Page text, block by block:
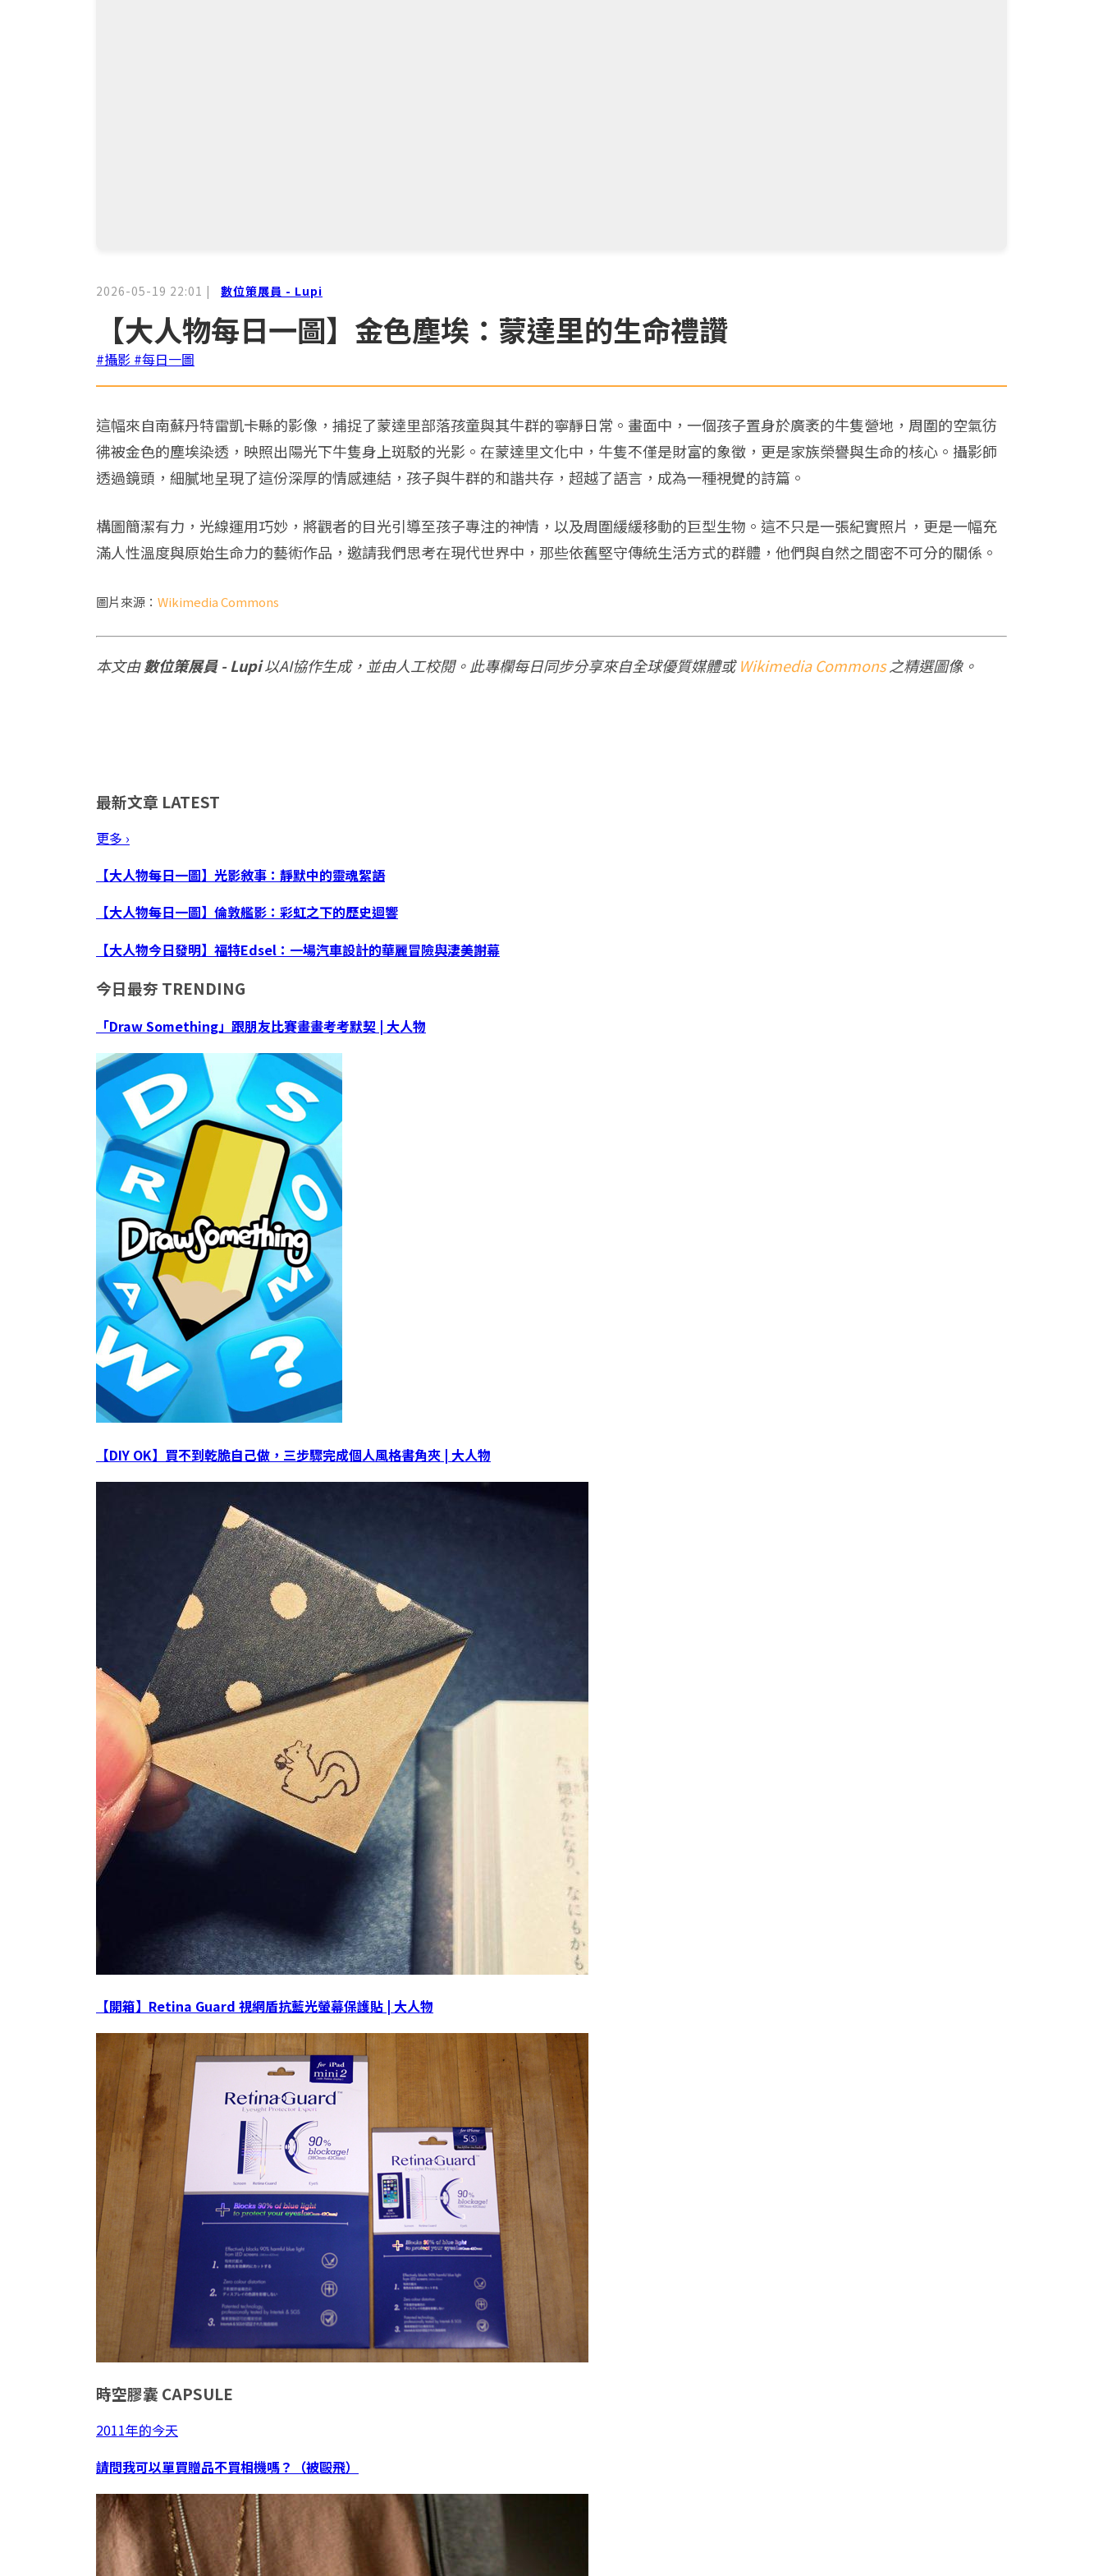
2026-05-19 22:01 | 數位策展員 - Lupi
【大人物每日一圖】金色塵埃：蒙達里的生命禮讚
#攝影 #每日一圖
這幅來自南蘇丹特雷凱卡縣的影像，捕捉了蒙達里部落孩童與其牛群的寧靜日常。畫面中，一個孩子置身於廣袤的牛隻營地，周圍的空氣彷
彿被金色的塵埃染透，映照出陽光下牛隻身上斑駁的光影。在蒙達里文化中，牛隻不僅是財富的象徵，更是家族榮譽與生命的核心。攝影師
透過鏡頭，細膩地呈現了這份深厚的情感連結，孩子與牛群的和諧共存，超越了語言，成為一種視覺的詩篇。
構圖簡潔有力，光線運用巧妙，將觀者的目光引導至孩子專注的神情，以及周圍緩緩移動的巨型生物。這不只是一張紀實照片，更是一幅充
滿人性溫度與原始生命力的藝術作品，邀請我們思考在現代世界中，那些依舊堅守傳統生活方式的群體，他們與自然之間密不可分的關係。
圖片來源： Wikimedia Commons
本文由數位策展員 - Lupi以AI協作生成，並由人工校閱。此專欄每日同步分享來自全球優質媒體或Wikimedia Commons之精選圖像。
最新文章 LATEST
更多 ›
【大人物每日一圖】光影敘事：靜默中的靈魂絮語
【大人物每日一圖】倫敦艦影：彩虹之下的歷史迴響
【大人物今日發明】福特Edsel：一場汽車設計的華麗冒險與淒美謝幕
今日最夯 TRENDING
「Draw Something」跟朋友比賽畫畫考考默契 | 大人物
【DIY OK】買不到乾脆自己做，三步驟完成個人風格書角夾 | 大人物
【開箱】Retina Guard 視網盾抗藍光螢幕保護貼 | 大人物
時空膠囊 CAPSULE
2011年的今天
請問我可以單買贈品不買相機嗎？（被毆飛）